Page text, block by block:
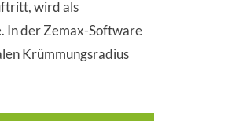
wird als
In der Zemax-Software
Krümmungsradius